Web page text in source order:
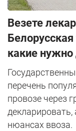
Везете
какие нужно
перечень
провозе через
декларировать,
нюансах ввоза.